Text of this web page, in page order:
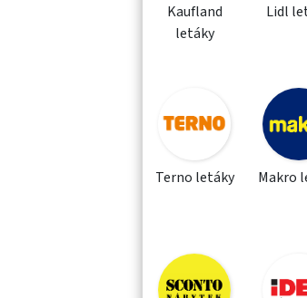
Kaufland
letáky
Lidl
Terno letáky Makro